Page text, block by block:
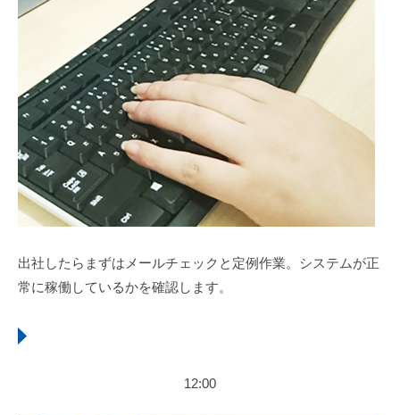
出社したらまずはメールチェックと定例作業。システムが正
常に稼働しているかを確認します。
12:00